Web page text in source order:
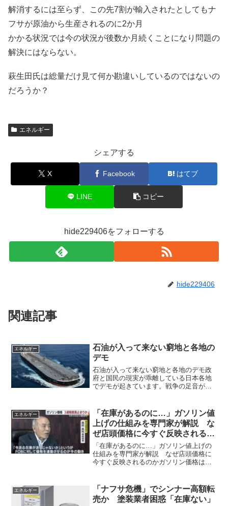
解消するには至らず、この先7割が輸入されたとしてもナ
フサが原油から生産されるのに2か月
かかる状況では今の状況が後数か月続くことになり問題の
解決にはならない。
萩生田氏は総量だけ見て何か勘違いしているのではないの
だろうか？
エネルギー
シェアする
X Facebook はてブ
LINE コピー
hide229406をフォローする
hide229406
関連記事
エネルギー
石油が入って来ない窮地と各地の
デモ
石油が入って来ない窮地と各地のデモ政
府と国民の現実が乖離している日本各地
でデモが起きています。戦争の足音が聞
きているのは、遠くの国のことで、関係
ないでは済まされません！...
エネルギー
「在庫があるのに…」ガソリン値
上げの仕組みを専門家が解説 な
ぜ店頭価格に今すぐ反映されるの
か
「在庫があるのに…」ガソリン値上げの
仕組みを専門家が解説 なぜ店頭価格に
今すぐ反映されるのかガソリン価格は現
下がるのは遅い気がする。鹿児島県内の
ガソリンスタンドで店頭価...
エネルギー
「ナフサ危機」でシンナー高額転
売か 塗装業者困惑「在庫ない」